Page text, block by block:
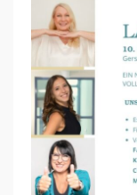
A
D
I
E
S
D